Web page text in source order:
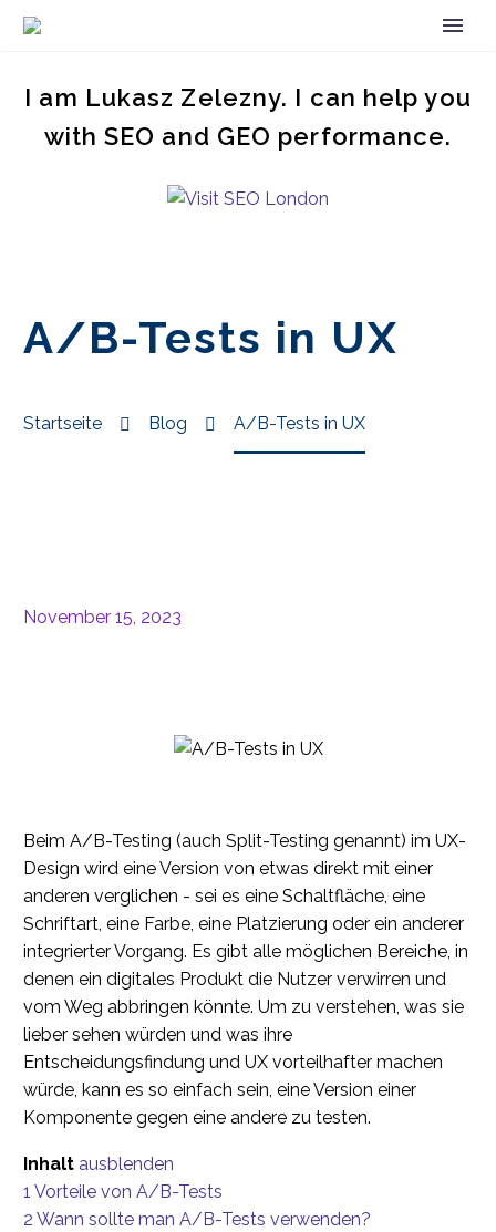
I am Lukasz Zelezny. I can help you
with SEO and GEO performance.
A/B-Tests in UX
Startseite Blog A/B-Tests in UX
November 15, 2023
Beim A/B-Testing (auch Split-Testing genannt) im UX-
Design wird eine Version von etwas direkt mit einer
anderen verglichen - sei es eine Schaltfläche, eine
Schriftart, eine Farbe, eine Platzierung oder ein anderer
integrierter Vorgang. Es gibt alle möglichen Bereiche, in
denen ein digitales Produkt die Nutzer verwirren und
vom Weg abbringen könnte. Um zu verstehen, was sie
lieber sehen würden und was ihre
Entscheidungsfindung und UX vorteilhafter machen
würde, kann es so einfach sein, eine Version einer
Komponente gegen eine andere zu testen.
Inhalt ausblenden
1 Vorteile von A/B-Tests
2 Wann sollte man A/B-Tests verwenden?